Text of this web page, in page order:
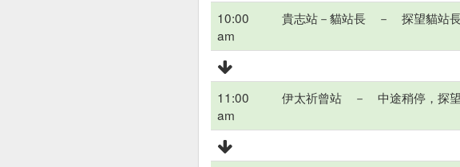
10:00
am
貴志站－貓站長 － 探望貓站
11:00
am
伊太祈曾站 － 中途稍停，探